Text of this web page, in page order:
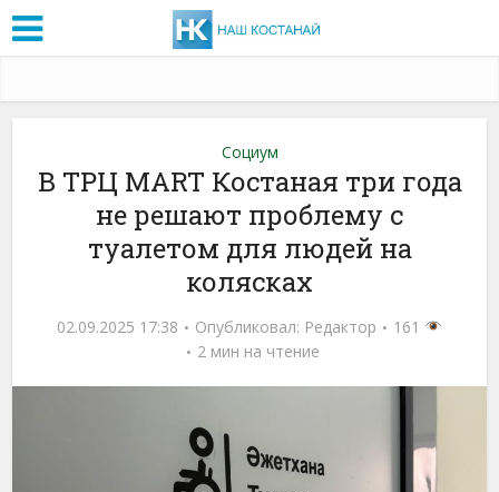
Социум
В ТРЦ MART Костаная три года
не решают проблему с
туалетом для людей на
колясках
02.09.2025 17:38 Опубликовал: Редактор
161
2 мин на чтение